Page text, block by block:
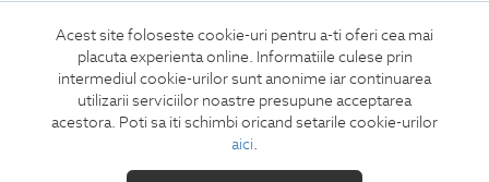
Acest site foloseste cookie-uri pentru a-ti oferi cea mai
placuta experienta online. Informatiile culese prin
intermediul cookie-urilor sunt anonime iar continuarea
utilizarii serviciilor noastre presupune acceptarea
acestora. Poti sa iti schimbi oricand setarile cookie-urilor
aici.
Termeni si conditii
Retur
Securitatea datelor
Feedback site
ANPC